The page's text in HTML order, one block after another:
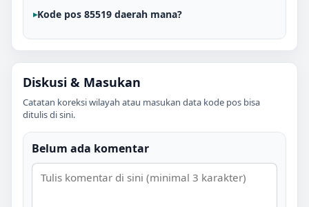
Kode pos 85519 daerah mana?
Diskusi & Masukan
Catatan koreksi wilayah atau masukan data kode pos bisa
ditulis di sini.
Belum ada komentar